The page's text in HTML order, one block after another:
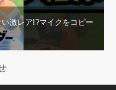
激レア!?マイクをコピー